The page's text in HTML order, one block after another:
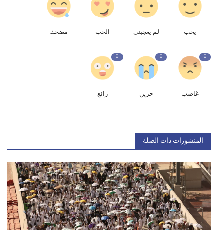
يحب لم يعجبنى الحب مضحك
0
غاضب
0
حزين
0
رائع
المنشورات ذات الصلة